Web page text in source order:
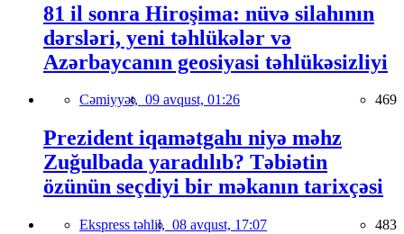
81 il sonra Hiroşima: nüvə silahının
dərsləri, yeni təhlükələr və
Azərbaycanın geosiyasi təhlükəsizliyi
Cəmiyyət, 09 avqust, 01:26 469
Prezident iqamətgahı niyə məhz
Zuğulbada yaradılıb? Təbiətin
özünün seçdiyi bir məkanın tarixçəsi
Ekspress təhlil, 08 avqust, 17:07 483